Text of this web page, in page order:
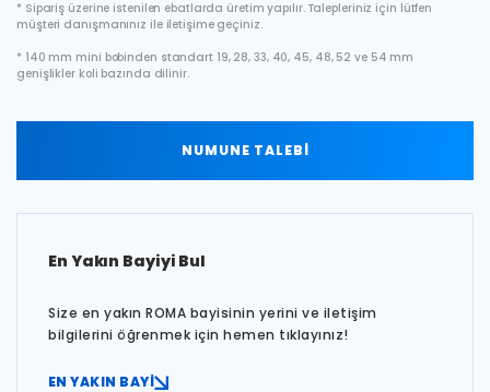
* Sipariş üzerine istenilen ebatlarda üretim yapılır. Talepleriniz için lütfen
müşteri danışmanınız ile iletişime geçiniz.
* 140 mm mini bobinden standart 19, 28, 33, 40, 45, 48, 52 ve 54 mm
genişlikler koli bazında dilinir.
NUMUNE TALEBİ
En Yakın Bayiyi Bul
Size en yakın ROMA bayisinin yerini ve iletişim
bilgilerini öğrenmek için hemen tıklayınız!
EN YAKIN BAYİ